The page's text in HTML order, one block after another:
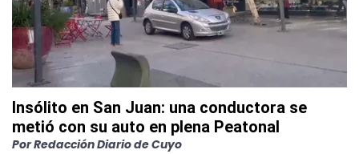
Insólito en San Juan: una conductora se
metió con su auto en plena Peatonal
PorRedacción Diario de Cuyo